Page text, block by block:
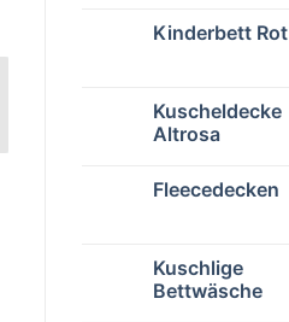
Kinderbett Rot
Kuscheldecke
Altrosa
Fleecedecken
Kuschlige
Bettwäsche